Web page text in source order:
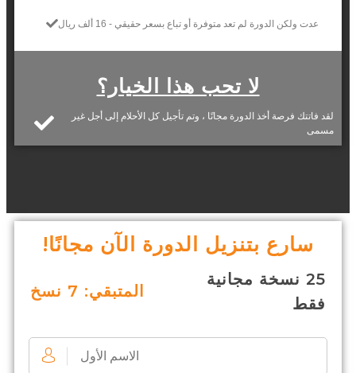
عدت ولكن الدورة لم تعد متوفرة أو تباع بسعر حقيقي - 16 ألف ريال
لا تحب هذا الخيار؟
لقد فاتتك فرصة أخذ الدورة مجانًا ، وتم تأجيل كل الأحلام إلى أجل غير
مسمى
سارع بتنزيل الدورة الآن مجانًا!
25 نسخة مجانية
فقط
المتبقي: 7 نسخ